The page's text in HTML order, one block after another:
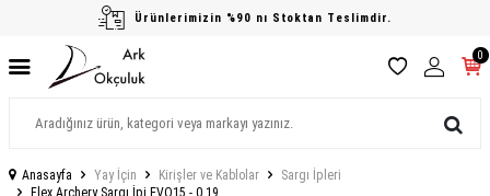
Ürünlerimizin %90 nı Stoktan Teslimdir.
0
Anasayfa Yay İçin Kirişler ve Kablolar
Sargı İpleri
Flex Archery Sargı İpi EVO15 - 0.19